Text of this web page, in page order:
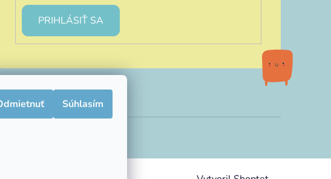
Súhlasím
PRIHLÁSIŤ SA